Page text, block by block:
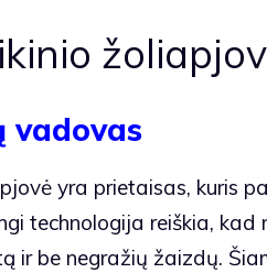
vadovas
yra prietaisas, kuris
technologija reiškia,
ir be negražių žaizdų.